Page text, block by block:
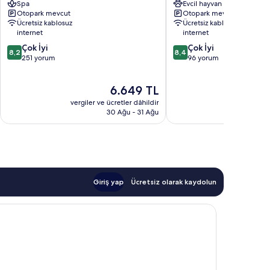
de
Mar
Spa
Otopark mevcut
Ücretsiz kablosuz
internet
10
üzerinden
8,2 Çok İyi
251 yorum
Güncel
fiyat:
6.649 TL
6.649 TL
vergiler ve ücretler dâhildir
30 Ağu - 31 Ağu
MarEvcil hayvan dostu
Otopark mevcut
Ücretsiz kablosuz
internet
10
üzerinden
8,4 Çok İyi
96 yorum
Giriş yap Ücretsiz olarak kaydolun